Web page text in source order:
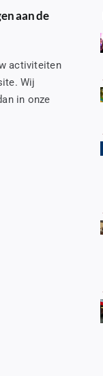
aan de
activiteiten
Wij
in onze